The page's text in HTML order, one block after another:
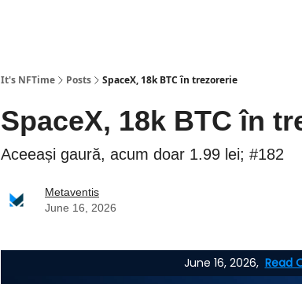
It's NFTime Posts SpaceX, 18k BTC în trezorerie
SpaceX, 18k BTC în
Aceeași gaură, acum doar 1.99 lei; #182
Metaventis
June 16, 2026
June 16, 2026, Read